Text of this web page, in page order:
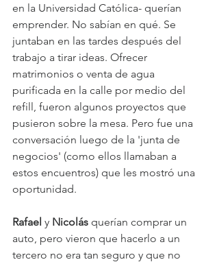
en la Universidad Católica- querían
emprender. No sabían en qué. Se
juntaban en las tardes después del
trabajo a tirar ideas. Ofrecer
matrimonios o venta de agua
purificada en la calle por medio del
refill, fueron algunos proyectos que
pusieron sobre la mesa. Pero fue una
conversación luego de la 'junta de
negocios' (como ellos llamaban a
estos encuentros) que les mostró una
oportunidad.
Rafael y Nicolás querían comprar un
auto, pero vieron que hacerlo a un
tercero no era tan seguro y que no